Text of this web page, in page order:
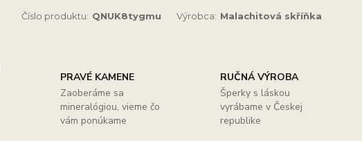
Číslo produktu: QNUK8tygmu Výrobca: Malachitová skříňka
PRAVÉ KAMENE
Zaoberáme sa
mineralógiou, vieme čo
vám ponúkame
RUČNÁ VÝROBA
Šperky s láskou
vyrábame v Českej
republike